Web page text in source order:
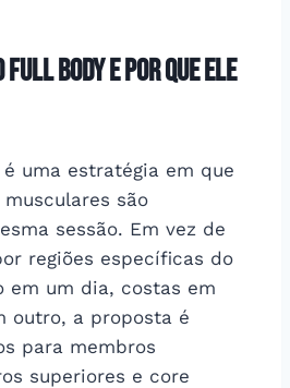
full body e por que ele
uma estratégia em que
são
sessão. Em vez de
regiões específicas do
em um dia, costas em
outro, a proposta é
para membros
superiores e core